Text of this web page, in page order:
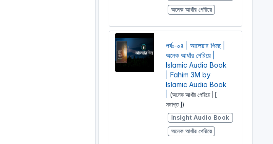
অনেক আধাঁর পেরিয়ে
পর্বঃ-০৪ | আলেয়ার পিছে |
অনেক আধাঁর পেরিয়ে |
Islamic Audio Book
| Fahim 3M by
Islamic Audio Book
(অনেক আধাঁর পেরিয়ে | [
সমাপ্ত ])
Insight Audio Book
অনেক আধাঁর পেরিয়ে